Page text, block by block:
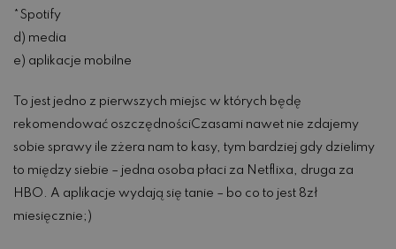
*Spotify
d) media
e) aplikacje mobilne
To jest jedno z pierwszych miejsc w których będę
rekomendować oszczędnościCzasami nawet nie zdajemy
sobie sprawy ile zżera nam to kasy, tym bardziej gdy dzielimy
to między siebie – jedna osoba płaci za Netflixa, druga za
HBO. A aplikacje wydają się tanie – bo co to jest 8zł
miesięcznie;)